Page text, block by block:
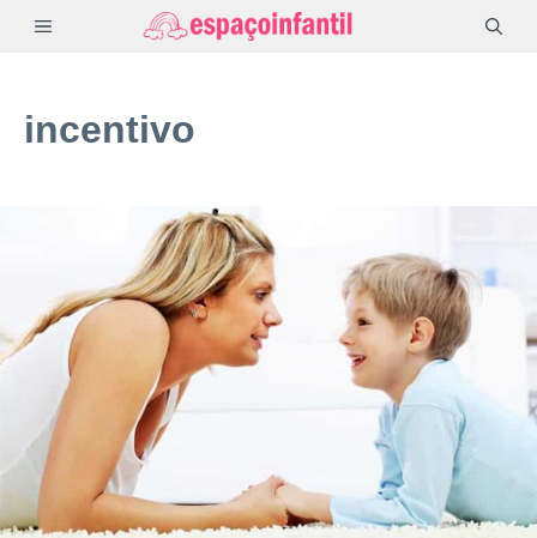
Pular
conteúdo
MENU
incentivo